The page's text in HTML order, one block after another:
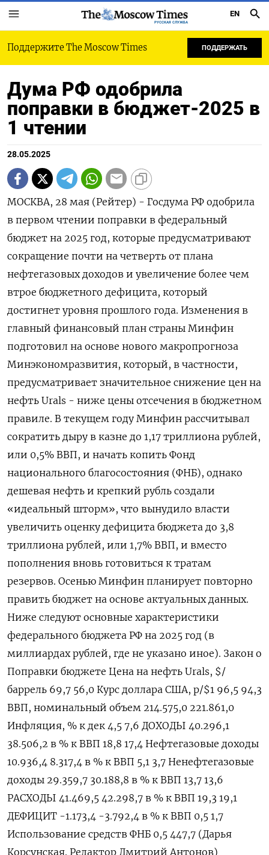
РУССКАЯ СЛУЖБА
EN
Поддержите The Moscow Times ПОДДЕРЖАТЬ
Дума РФ одобрила
поправки в бюджет-2025 в
1 чтении
28.05.2025
МОСКВА, 28 мая (Рейтер) - Госдума РФ одобрила
в первом чтении поправки в федеральный
бюджет на 2025 год, которые предусматривают
сокращение почти на четверть от плана
нефтегазовых доходов и увеличение более чем
втрое бюджетного дефицита, который
достигнет уровня прошлого года. Изменения в
главный финансовый план страны Минфин
подготовил на основе нового макропрогноза
Минэкономразвития, который, в частности,
предусматривает значительное снижение цен на
нефть Urals - ниже цены отсечения в бюджетном
правиле. В текущем году Минфин рассчитывал
сократить дыру в казне до 1,17 триллиона рублей,
или 0,5% ВВП, и начать копить Фонд
национального благосостояния (ФНБ), однако
дешевая нефть и крепкий рубль создали
«идеальный шторм», что вынудило власти
увеличить оценку дефицита бюджета до 3,8
триллиона рублей, или 1,7% ВВП, и вместо
пополнения вновь готовиться к тратам
резервов. Осенью Минфин планирует повторно
править бюджет на основе актуальных данных.
Ниже следуют основные характеристики
федерального бюджета РФ на 2025 год (в
миллиардах рублей, где не указано иное). Закон о
Поправки бюджете Цена на нефть Urals, $/
баррель 69,7 56,0 Курс доллара США, р/$1 96,5 94,3
ВВП, номинальный объем 214.575,0 221.861,0
Инфляция, % к дек 4,5 7,6 ДОХОДЫ 40.296,1
38.506,2 в % к ВВП 18,8 17,4 Нефтегазовые доходы
10.936,4 8.317,4 в % к ВВП 5,1 3,7 Ненефтегазовые
доходы 29.359,7 30.188,8 в % к ВВП 13,7 13,6
РАСХОДЫ 41.469,5 42.298,7 в % к ВВП 19,3 19,1
ДЕФИЦИТ -1.173,4 -3.792,4 в % к ВВП 0,5 1,7
Использование средств ФНБ 0,5 447,7 (Дарья
Корсунская. Редактор Дмитрий Антонов)